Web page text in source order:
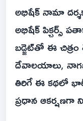
అభిషేక్ నామా
అభిషేక్ పిక్చర్స్
బడ్జెట్‌తో ఈ చిత్రం
దేవాలయాలు,
తిరిగే ఈ కథలో
ప్రధాన ఆకర్షణగా